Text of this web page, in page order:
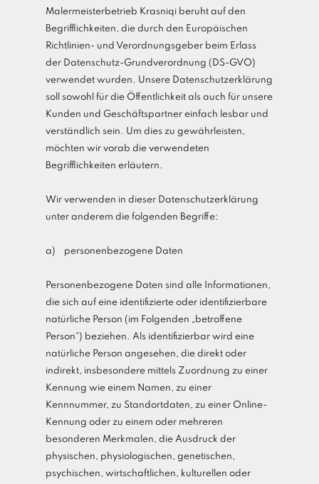
Malermeisterbetrieb Krasniqi beruht auf den
Begrifflichkeiten, die durch den Europäischen
Richtlinien- und Verordnungsgeber beim Erlass
der Datenschutz-Grundverordnung (DS-GVO)
verwendet wurden. Unsere Datenschutzerklärung
soll sowohl für die Öffentlichkeit als auch für unsere
Kunden und Geschäftspartner einfach lesbar und
verständlich sein. Um dies zu gewährleisten,
möchten wir vorab die verwendeten
Begrifflichkeiten erläutern.
Wir verwenden in dieser Datenschutzerklärung
unter anderem die folgenden Begriffe:
a) personenbezogene Daten
Personenbezogene Daten sind alle Informationen,
die sich auf eine identifizierte oder identifizierbare
natürliche Person (im Folgenden „betroffene
Person“) beziehen. Als identifizierbar wird eine
natürliche Person angesehen, die direkt oder
indirekt, insbesondere mittels Zuordnung zu einer
Kennung wie einem Namen, zu einer
Kennnummer, zu Standortdaten, zu einer Online-
Kennung oder zu einem oder mehreren
besonderen Merkmalen, die Ausdruck der
physischen, physiologischen, genetischen,
psychischen, wirtschaftlichen, kulturellen oder